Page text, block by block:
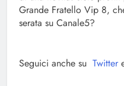
Grande Fratello Vip 8,
serata su Canale5?
Seguici anche su Twitter